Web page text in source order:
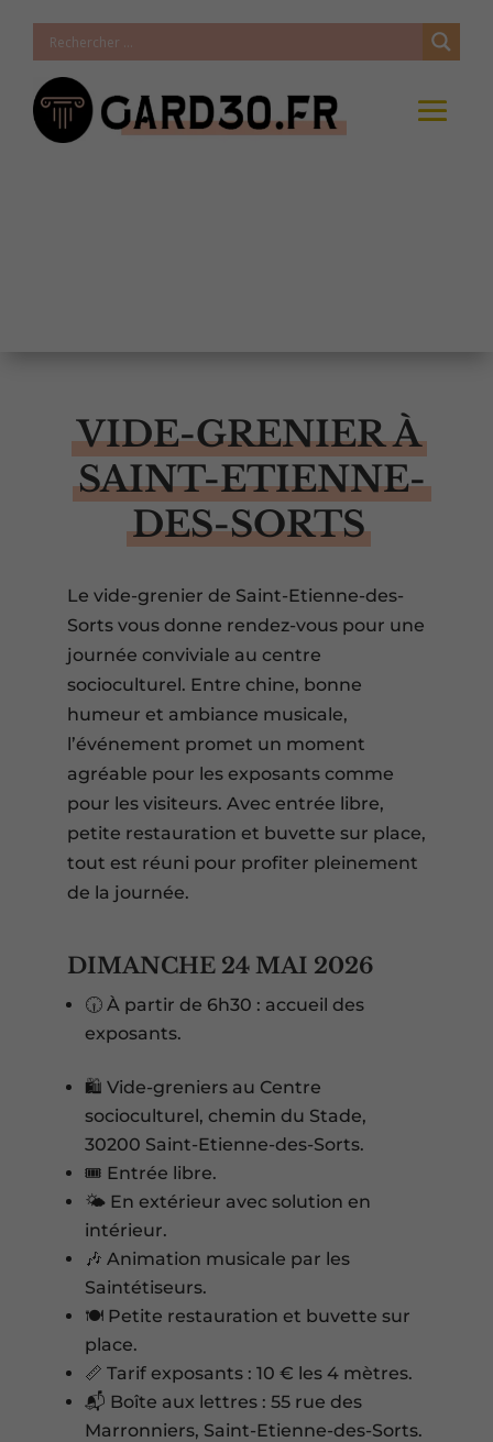
VIDE-GRENIER À
SAINT-ETIENNE-
DES-SORTS
Le vide-grenier de Saint-Etienne-des-
Sorts vous donne rendez-vous pour une
journée conviviale au centre
socioculturel. Entre chine, bonne
humeur et ambiance musicale,
l’événement promet un moment
agréable pour les exposants comme
pour les visiteurs. Avec entrée libre,
petite restauration et buvette sur place,
tout est réuni pour profiter pleinement
de la journée.
DIMANCHE 24 MAI 2026
🕡 À partir de 6h30 : accueil des
exposants.
🛍️ Vide-greniers au Centre
socioculturel, chemin du Stade,
30200 Saint-Etienne-des-Sorts.
🎟️ Entrée libre.
🌤️ En extérieur avec solution en
intérieur.
🎶 Animation musicale par les
Saintétiseurs.
🍽️ Petite restauration et buvette sur
place.
📏 Tarif exposants : 10 € les 4 mètres.
📬 Boîte aux lettres : 55 rue des
Marronniers, Saint-Etienne-des-Sorts.